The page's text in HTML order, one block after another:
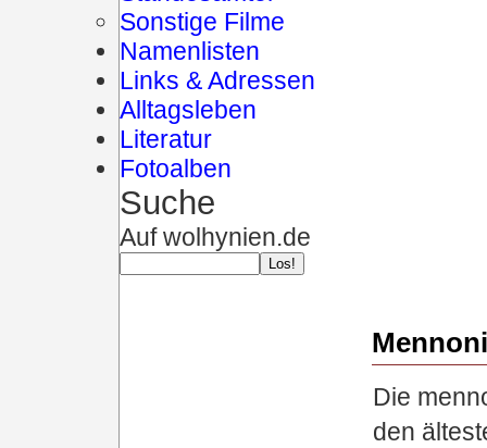
Sonstige Filme
Namenlisten
Links & Adressen
Alltagsleben
Literatur
Fotoalben
Suche
Auf wolhynien.de
Die
den